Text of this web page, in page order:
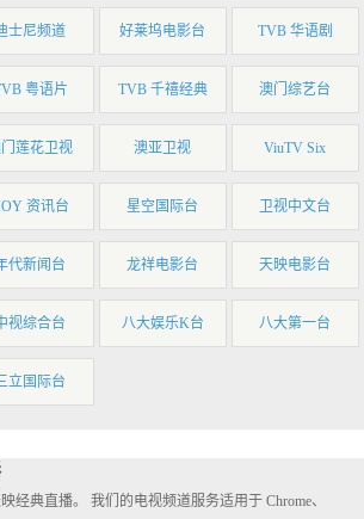
士尼频道 好莱坞电影台 TVB 华语剧
粤语片 TVB 千禧经典 澳门综艺台
莲花卫视 澳亚卫视 ViuTV Six
资讯台 星空国际台 卫视中文台
代新闻台 龙祥电影台 天映电影台
视综合台 八大娱乐K台 八大第一台
立国际台
经典直播。 我们的电视频道服务适用于 Chrome、